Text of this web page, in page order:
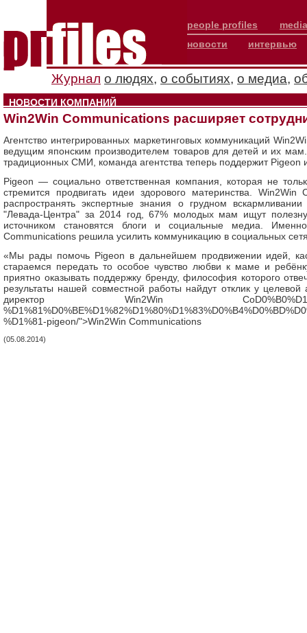
people profiles
новости
интервью
Журнал о людях, о событиях, о медиа,
НОВОСТИ КОМПАНИЙ
Win2Win Communications расширяет
Агентство интегрированных маркетинговых коммуникаций
ведущим японским производителем товаров для детей и их
традиционных СМИ, команда агентства теперь поддержит Pigeon
Pigeon — социально ответственная компания, которая не
стремится продвигать идеи здорового материнства.
распространять экспертные знания о грудном
"Левада-Центра" за 2014 год, 67% молодых мам ищут
источником становятся блоги и социальные медиа.
Communications решила усилить коммуникацию в социальных
«Мы рады помочь Pigeon в дальнейшем продвижении идей,
стараемся передать то особое чувство любви к маме и
приятно оказывать поддержку бренду, философия которого
результаты нашей совместной работы найдут отклик у
директор Win2Win
%D1%81-pigeon/">Win2Win Communications
(05.08.2014)